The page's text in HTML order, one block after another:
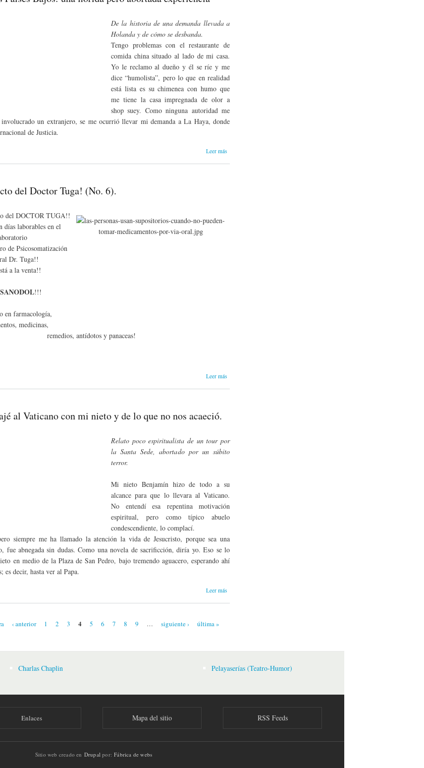
De la historia de una demanda llevada a
Holanda y de cómo se desbanda.
Tengo problemas con el restaurante de
comida china situado al lado de mi casa.
Yo le reclamo al dueño y él se ríe y me
dice “humolista”, pero lo que en realidad
está lista es su chimenea con humo que
me tiene la casa impregnada de olor a
shop suey. Como ninguna autoridad me
involucrado un extranjero, se me ocurrió llevar mi demanda a La Haya, donde
de Justicia.
Leer más
del Doctor Tuga! (No. 6).
del DOCTOR TUGA!!
días laborables en el
de Psicosomatización
Dr. Tuga!!
a la venta!!
!!!
en farmacología,
medicinas,
remedios, antídotos y panaceas!
Leer más
al Vaticano con mi nieto y de lo que no nos acaeció.
Relato poco espiritualista de un tour por
la Santa Sede, abortado por un súbito
terror.
Mi nieto Benjamín hizo de todo a su
alcance para que lo llevara al Vaticano.
No entendí esa repentina motivación
espiritual, pero como típico abuelo
condescendiente, lo complací.
siempre me ha llamado la atención la vida de Jesucristo, porque sea una
fue abnegada sin dudas. Como una novela de sacrificción, diría yo. Eso se lo
en medio de la Plaza de San Pedro, bajo tremendo aguacero, esperando ahí
es decir, hasta ver al Papa.
Leer más
nos
‹ anterior 1 2 3 4 5 6 7 8 9 … siguiente › última »
Charlas Chaplin Pelayaserías (Teatro-Humor)
Enlaces Mapa del sitio RSS Feeds
Sitio web creado en Drupal por:Fábrica de webs